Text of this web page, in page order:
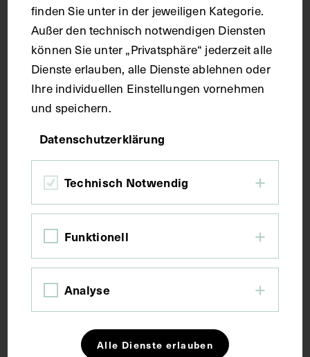
Maße
Seitenblatt 37,6 x 26,8 cm
Der Text ist die ergänzende Beschreibung in
italienischer Sprache zum anatomischen
Wachsmodell der Hirnbasis.
Anatomie
Kleinhirn Lehrmittel
finden Sie unter in der jeweiligen Kategorie.
Außer den technisch notwendigen Diensten
können Sie unter „Privatsphäre“ jederzeit alle
Dienste erlauben, alle Dienste ablehnen oder
Ihre individuellen Einstellungen vornehmen
und speichern.
Datenschutzerklärung
Technisch Notwendig
Funktionell
Analyse
Alle Dienste erlauben